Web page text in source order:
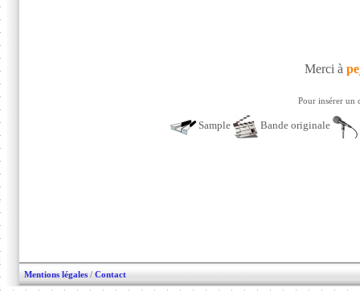
Merci à
Pour insérer un
Sample Bande originale
Mentions légales / Contact